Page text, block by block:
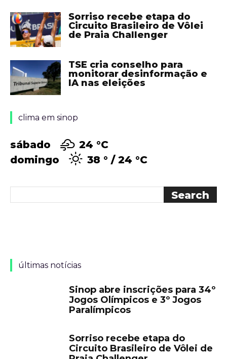
Sorriso recebe etapa do
Circuito Brasileiro de Vôlei
de Praia Challenger
TSE cria conselho para
monitorar desinformação e
IA nas eleições
clima em sinop
sábado 24 °C
domingo
38 ° 24 °C
últimas notícias
Sinop abre inscrições para 34º
Jogos Olímpicos e 3º Jogos
Paralímpicos
Sorriso recebe etapa do
Circuito Brasileiro de Vôlei de